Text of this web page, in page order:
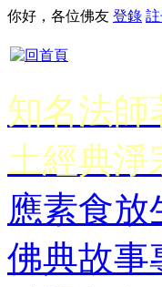
你好，各位佛友 登錄
知名法師
土經典淨
應素食放
佛典故事